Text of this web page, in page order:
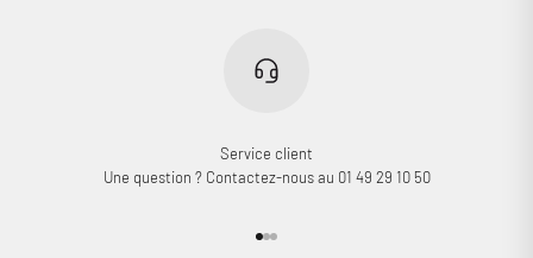
Service client
Une question ? Contactez-nous au 01 49 29 10 50
Aller à l'élément 1
Aller à l'élément 2
Aller à l'élément 3